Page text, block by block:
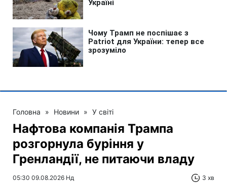
Головна » Новини » У світі
Нафтова компанія Трампа
розгорнула буріння у
Гренландії, не питаючи владу
05:30 09.08.2026 Нд 3 хв